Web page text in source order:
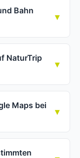
Bahn
NaturTrip
Maps bei